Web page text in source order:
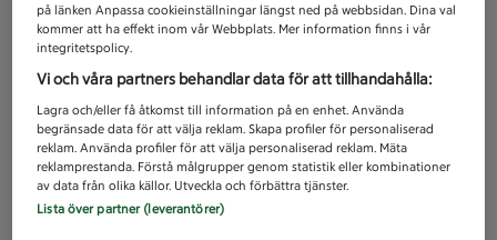
på länken Anpassa cookieinställningar längst ned på webbsidan. Dina val
kommer att ha effekt inom vår Webbplats. Mer information finns i vår
integritetspolicy.
Vi och våra partners behandlar data för att tillhandahålla:
Lagra och/eller få åtkomst till information på en enhet. Använda
begränsade data för att välja reklam. Skapa profiler för personaliserad
reklam. Använda profiler för att välja personaliserad reklam. Mäta
reklamprestanda. Förstå målgrupper genom statistik eller kombinationer
av data från olika källor. Utveckla och förbättra tjänster.
Lista över partner (leverantörer)